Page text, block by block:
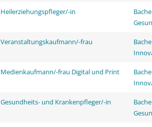
Heilerziehungspfleger/-in
Veranstaltungskaufmann/-frau
Medienkaufmann/-frau Digital und Print
Gesundheits- und Krankenpfleger/-in